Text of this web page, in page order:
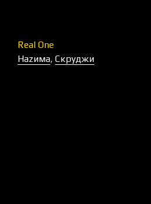
Real One
Наzима, Скруджи